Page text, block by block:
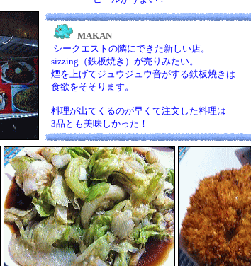
MAKAN
シークエストの隣にできた新しい店。
sizzing（鉄板焼き）が売りみたい。
煙を上げてジュウジュウ音がする鉄板焼きは
食欲をそそります。
料理が出てくるのが早くて注文した料理は
3品とも美味しかった！